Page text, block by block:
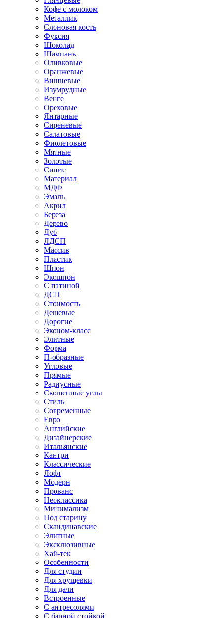
Кофе с молоком
Металлик
Слоновая кость
Фуксия
Шоколад
Шампань
Оливковые
Оранжевые
Вишневые
Изумрудные
Венге
Ореховые
Янтарные
Сиреневые
Салатовые
Фиолетовые
Мятные
Золотые
Синие
Материал
МДФ
Эмаль
Акрил
Береза
Дерево
Дуб
ЛДСП
Массив
Пластик
Шпон
Экошпон
С патиной
ДСП
Стоимость
Дешевые
Дорогие
Эконом-класс
Элитные
Форма
П-образные
Угловые
Прямые
Радиусные
Скошенные углы
Стиль
Современные
Евро
Английские
Дизайнерские
Итальянские
Кантри
Классические
Лофт
Модерн
Прованс
Неоклассика
Минимализм
Под старину
Скандинавские
Элитные
Эксклюзивные
Хай-тек
Особенности
Для студии
Для хрущевки
Для дачи
Встроенные
С антресолями
С барной стойкой